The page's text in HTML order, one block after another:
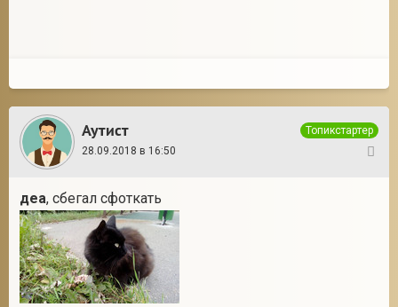
Аутист
Топикстартер
28.09.2018 в 16:50
деа, сбегал сфоткать